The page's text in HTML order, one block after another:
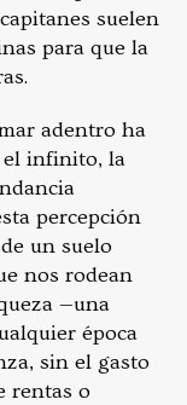
suelen
para que la
adentro ha
el infinito, la
percepción
un suelo
nos rodean
—una
época
sin el gasto
rentas o